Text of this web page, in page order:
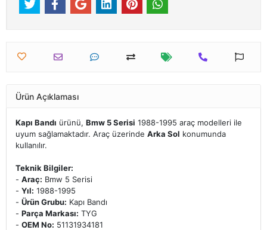
Ürün Açıklaması
Kapı Bandı ürünü, Bmw 5 Serisi 1988-1995 araç modelleri ile
uyum sağlamaktadır. Araç üzerinde Arka Sol konumunda
kullanılır.
Teknik Bilgiler:
- Araç: Bmw 5 Serisi
- Yıl: 1988-1995
- Ürün Grubu: Kapı Bandı
- Parça Markası: TYG
- OEM No: 51131934181